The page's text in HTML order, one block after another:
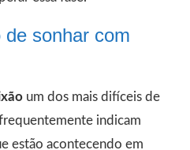
sonhar com
um dos mais difíceis de
indicam
estão acontecendo em